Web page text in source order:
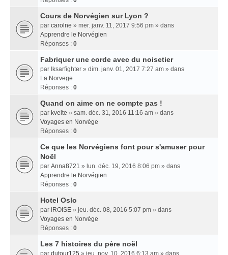
Cours de Norvégien sur Lyon ?
par carolne » mer. janv. 11, 2017 9:56 pm » dans
Apprendre le Norvégien
Réponses : 0
Fabriquer une corde avec du noisetier
par Iksarfighter » dim. janv. 01, 2017 7:27 am » dans
La Norvege
Réponses : 0
Quand on aime on ne compte pas !
par kveite » sam. déc. 31, 2016 11:16 am » dans
Voyages en Norvège
Réponses : 0
Ce que les Norvégiens font pour s'amuser pour
Noël
par Anna8721 » lun. déc. 19, 2016 8:06 pm » dans
Apprendre le Norvégien
Réponses : 0
Hotel Oslo
par IROISE » jeu. déc. 08, 2016 5:07 pm » dans
Voyages en Norvège
Réponses : 0
Les 7 histoires du père noël
par dutour125 » jeu. nov. 10, 2016 6:13 am » dans